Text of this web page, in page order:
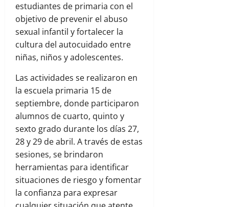
estudiantes de primaria con el
objetivo de prevenir el abuso
sexual infantil y fortalecer la
cultura del autocuidado entre
niñas, niños y adolescentes.
Las actividades se realizaron en
la escuela primaria 15 de
septiembre, donde participaron
alumnos de cuarto, quinto y
sexto grado durante los días 27,
28 y 29 de abril. A través de estas
sesiones, se brindaron
herramientas para identificar
situaciones de riesgo y fomentar
la confianza para expresar